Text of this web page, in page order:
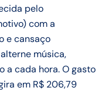
pelo
com a
e cansaço
música,
a cada hora. O gasto
em R$ 206,79